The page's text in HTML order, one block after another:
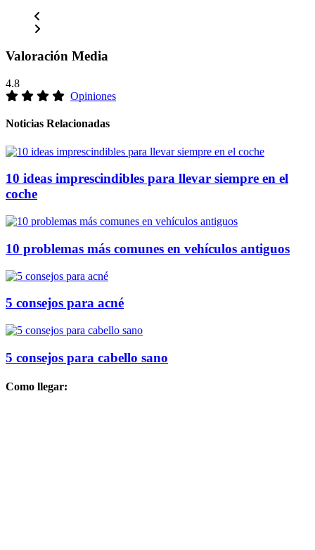
Valoración Media
4.8
Opiniones
Noticias Relacionadas
10 ideas imprescindibles para llevar siempre en el
coche
10 problemas más comunes en vehículos antiguos
5 consejos para acné
5 consejos para cabello sano
Como llegar: